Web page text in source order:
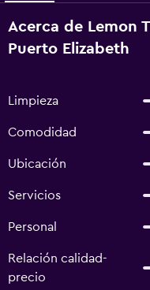
Acerca de Lemon
Puerto Elizabeth
Limpieza
Comodidad
Ubicación
Servicios
Personal
Relación calidad-
precio